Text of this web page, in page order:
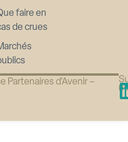
faire en
de crues
Partenaires d’Avenir –